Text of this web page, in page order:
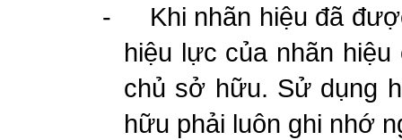
-
Khi nhãn hiệu đã
hiệu lực của nhãn
chủ sở hữu. Sử dụng
hữu phải luôn ghi nhớ